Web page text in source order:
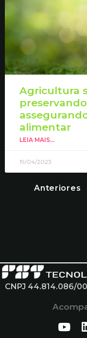
Agricultura
alimentar
LEIA MAIS...
19/04/2023
Anteriores
CNPJ 44.814.086/